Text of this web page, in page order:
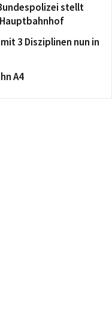
stellt
3 Disziplinen nun in
A4